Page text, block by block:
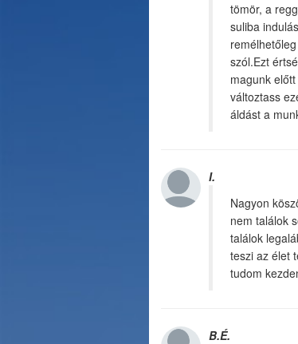
tömör, a
suliba
szól.Ezt
magunk
változtass
áldást a
I.
Nagyon
nem találok
találok
teszi az élet
tudom
B.É.